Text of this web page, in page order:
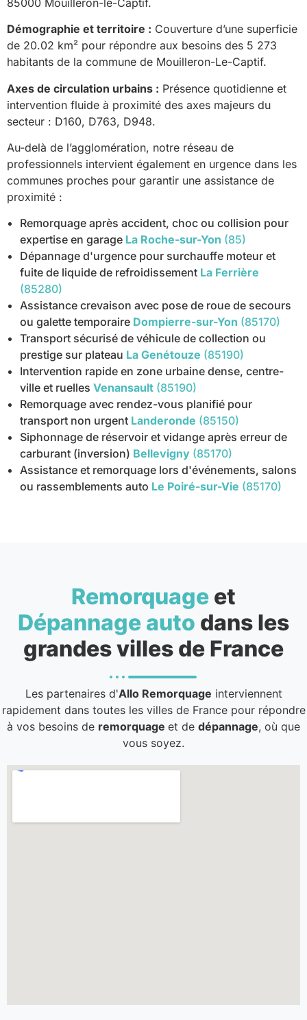
Démographie et territoire : Couverture d’une superficie
de 20.02 km² pour répondre aux besoins des 5 273
habitants de la commune de Mouilleron-Le-Captif.
Axes de circulation urbains : Présence quotidienne et
intervention fluide à proximité des axes majeurs du
secteur : D160, D763, D948.
Au-delà de l’agglomération, notre réseau de
professionnels intervient également en urgence dans les
communes proches pour garantir une assistance de
proximité :
Remorquage après accident, choc ou collision pour
expertise en garage La Roche-sur-Yon (85)
Dépannage d'urgence pour surchauffe moteur et
fuite de liquide de refroidissement La Ferrière
(85280)
Assistance crevaison avec pose de roue de secours
ou galette temporaire Dompierre-sur-Yon (85170)
Transport sécurisé de véhicule de collection ou
prestige sur plateau La Genétouze (85190)
Intervention rapide en zone urbaine dense, centre-
ville et ruelles Venansault (85190)
Remorquage avec rendez-vous planifié pour
transport non urgent Landeronde (85150)
Siphonnage de réservoir et vidange après erreur de
carburant (inversion) Bellevigny (85170)
Assistance et remorquage lors d'événements, salons
ou rassemblements auto Le Poiré-sur-Vie (85170)
Remorquage et
Dépannage auto dans les
grandes villes de France
Les partenaires d'Allo Remorquage interviennent
rapidement dans toutes les villes de France pour répondre
à vos besoins de remorquage et de dépannage, où que
vous soyez.